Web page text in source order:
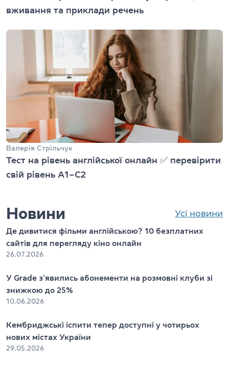
вживання та приклади речень
Валерія Стрільчук
Тест на рівень англійської онлайн ✅ перевірити
свій рівень А1–С2
Новини Усі новини
Де дивитися фільми англійською? 10 безплатних
сайтів для перегляду кіно онлайн
26.07.2026
У Grade з’явились абонементи на розмовні клуби зі
знижкою до 25%
10.06.2026
Кембриджські іспити тепер доступні у чотирьох
нових містах України
29.05.2026